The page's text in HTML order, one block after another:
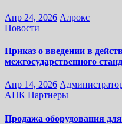
Апр 24, 2026 Алрокс
Новости
Приказ о введении в
межгосударственного
Апр 14, 2026
АПК Партнеры
Продажа оборудования